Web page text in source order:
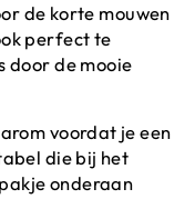
de korte mouwen
perfect te
door de mooie
voordat je een
die bij het
onderaan